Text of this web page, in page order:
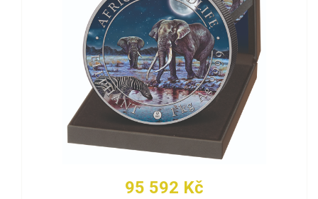
95 592 Kč